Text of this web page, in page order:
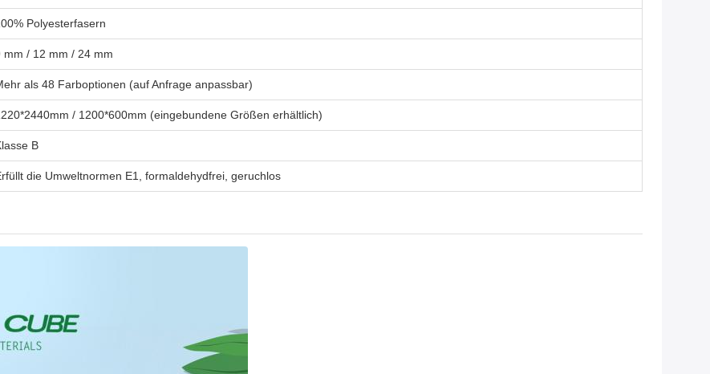
Polyesterfasern
mm / 12 mm / 24 mm
als 48 Farboptionen (auf Anfrage anpassbar)
/ 1200*600mm (eingebundene Größen erhältlich)
B
die Umweltnormen E1, formaldehydfrei, geruchlos